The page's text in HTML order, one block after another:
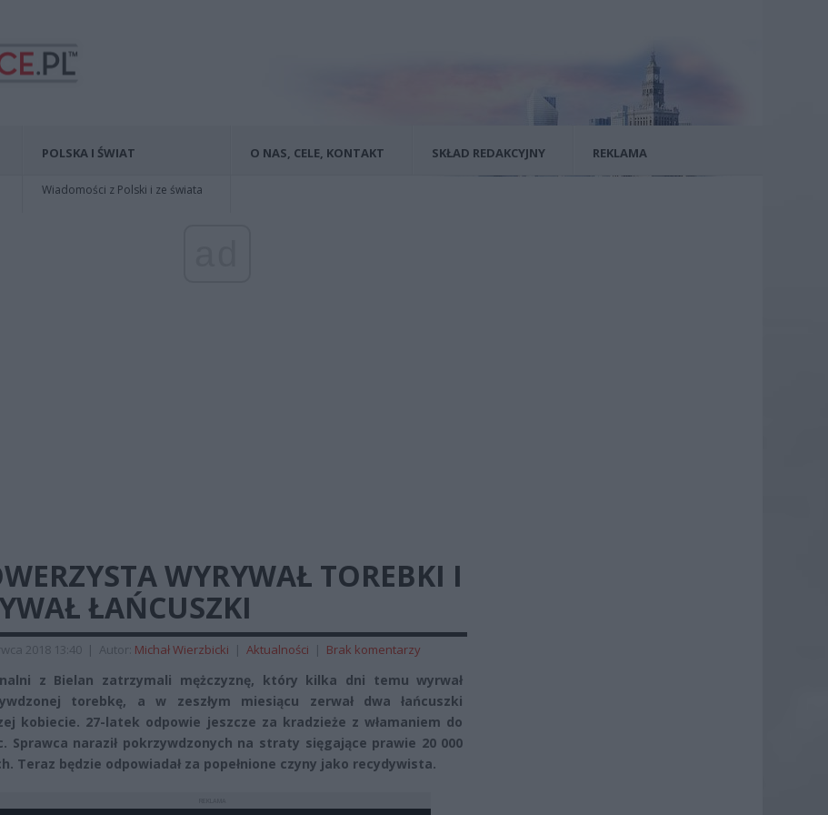
POLSKA I ŚWIAT
Wiadomości z Polski i ze świata
O NAS, CELE, KONTAKT SKŁAD REDAKCYJNY REKLAMA
WYRYWAŁ TOREBKI I
ŁAŃCUSZKI
2018 13:40 | Autor: Michał Wierzbicki | Aktualności | Brak komentarzy
z Bielan zatrzymali mężczyznę, który kilka dni temu wyrwał
torebkę, a w zeszłym miesiącu zerwał dwa łańcuszki
kobiecie. 27-latek odpowie jeszcze za kradzieże z włamaniem do
Sprawca naraził pokrzywdzonych na straty sięgające prawie 20 000
Teraz będzie odpowiadał za popełnione czyny jako recydywista.